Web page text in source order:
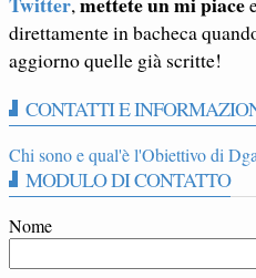
direttamente in bacheca
aggiorno quelle già scritte!
CONTATTI E
Chi sono e qual'è l'Obiettivo di
MODULO DI CONTATTO
Nome